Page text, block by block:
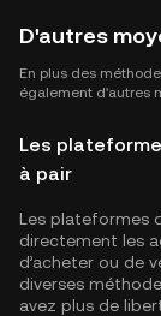
D'autres
En plus des
également d'autres
Les
à pair
Les plateformes
directement les
d’acheter ou de
diverses
avez plus de